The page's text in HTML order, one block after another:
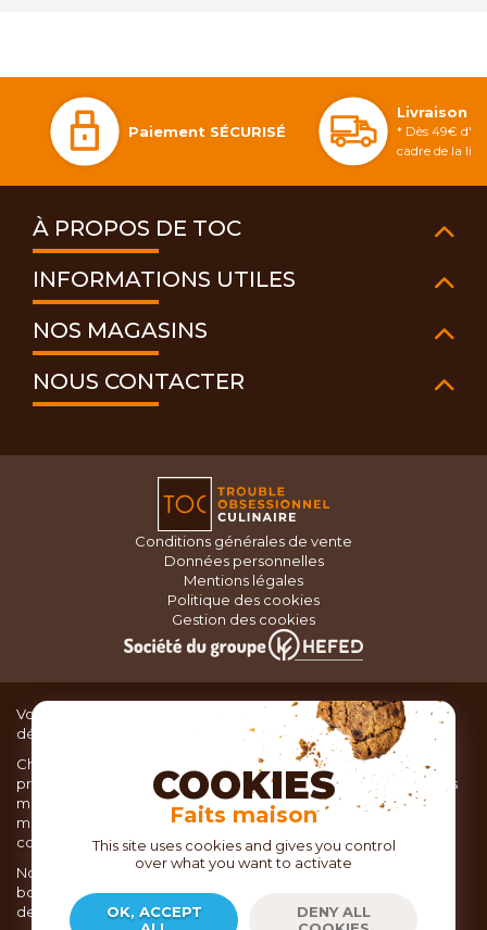
Paiement SÉCURISÉ
Livraison
* Dès 49€
cadre de la
À PROPOS DE TOC
INFORMATIONS UTILES
NOS MAGASINS
NOUS CONTACTER
Conditions générales de vente
Données personnelles
Mentions légales
Politique des cookies
Gestion des cookies
Vous recherchez du matériel de cuisine pour concocter de
délicieux plats ou des pâtisseries dignes d’un grand chef ?
Chez TOC, boutique d’ustensiles de cuisine, nous vous
proposons une large sélection de produits issus des meilleures
marques de matériel de cuisine: Ustensiles de pâtisserie,
matériel de cuisson, service de table, ustensiles de cuisine,
coutellerie, set picnic.
Nous vous réservons un accueil chaleureux au sein de nos 21
boutiques, mais vous trouverez également tout votre matériel
de cuisine en ligne sur notre site internet toc.fr
COOKIES
Faits maison
This site uses cookies and gives you control
over what you want to activate
OK, ACCEPT
DENY ALL